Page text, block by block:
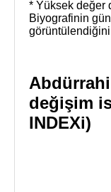
* Yüksek değer
Biyografinin
değişim
INDEXi)